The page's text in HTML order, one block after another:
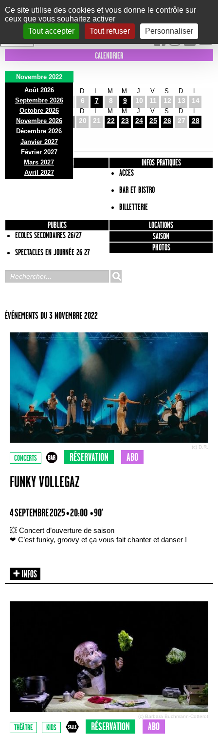
Panneau de gestion des cookies
Ce site utilise des cookies et vous donne le contrôle sur
ceux que vous souhaitez activer
Tout accepter
Tout refuser Personnaliser
Le Marni
CONCERTS DANSE/CIRQUE THÉÂTRE KIDS EXPOS EVENTS
INTRA MUROS
CALENDRIER
Novembre 2022
Août 2026
Septembre 2026
Octobre 2026
Novembre 2026
Décembre 2026
Janvier 2027
Février 2027
Mars 2027
Avril 2027
M
2
J
3
V
4
D
6 7
M
8
M
9
J
10
V
11
S
12
D
13 14
M
16
J
17
V
18
D
20 21
M
22
M
23
J
24
V
25
S
26
D
27 28
M
30
PRÉSENTATION
INFOS PRATIQUES
ACCES
BAR ET BISTRO
BILLETTERIE
PUBLICS
ECOLES SECONDAIRES 26/27
SPECTACLES EN JOURNÉE 26 27
LOCATIONS
SAISON
PHOTOS
ÉVÉNEMENTS DU 3 NOVEMBRE 2022
(c) D.R.
CONCERTS RÉSERVATION ABO
FUNKY VOLLEGAZ
4 SEPTEMBRE 2025 • 20:00 • 90'
💥 Concert d’ouverture de saison
❤ C’est funky, groovy et ça vous fait chanter et danser !
(c) Barbara Buchmann-Cotterot
THÉÂTRE KIDS RÉSERVATION ABO